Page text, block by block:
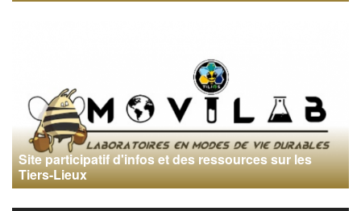
Site participatif d'infos et des ressources sur les
Tiers-Lieux